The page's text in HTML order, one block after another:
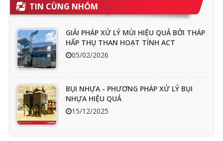
TIN CÙNG NHÓM
GIẢI PHÁP XỬ LÝ MÙI HIỆU QUẢ BỞI THÁP
HẤP THỤ THAN HOẠT TÍNH ACT
05/02/2026
BỤI NHỰA - PHƯƠNG PHÁP XỬ LÝ BỤI
NHỰA HIỆU QUẢ
15/12/2025